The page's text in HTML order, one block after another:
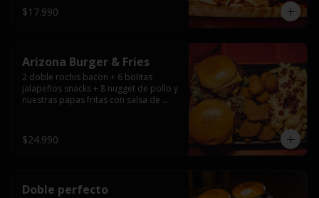
$17.990
Arizona Burger & Fries
2 doble rochis bacon + 6 bolitas
jalapeños snacks + 8 nugget de pollo y
nuestras papas fritas con salsa de
$24.990
Doble perfecto